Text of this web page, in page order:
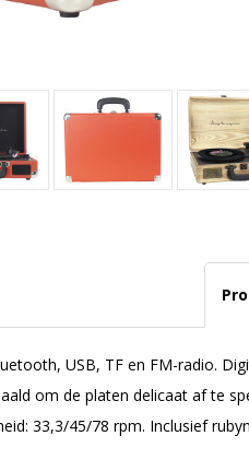
USB, TF en FM-radio.
om de platen delicaat af te
33,3/45/78 rpm. Inclusief